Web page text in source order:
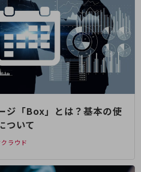
ジ「Box」とは？基本の使
ついて
ラウド